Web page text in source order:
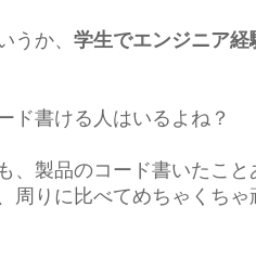
うか、 学生でエンジニア
ド書ける人はいるよね？
、製品のコード書いたこ
周りに比べてめちゃくちゃ